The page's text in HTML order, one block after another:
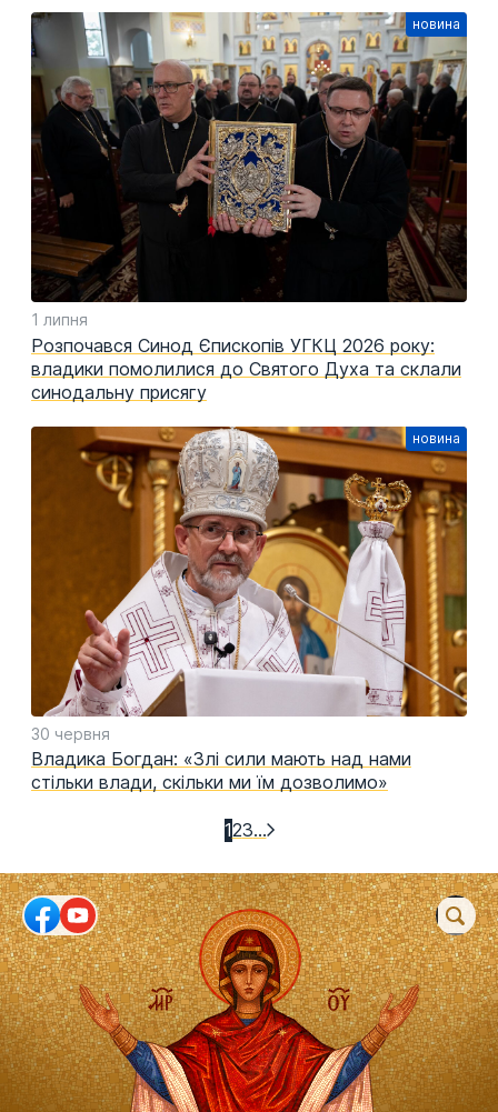
1 липня
Розпочався Синод Єпископів УГКЦ 2026 року:
владики помолилися до Святого Духа та склали
синодальну присягу
30 червня
Владика Богдан: «Злі сили мають над нами
стільки влади, скільки ми їм дозволимо»
123…